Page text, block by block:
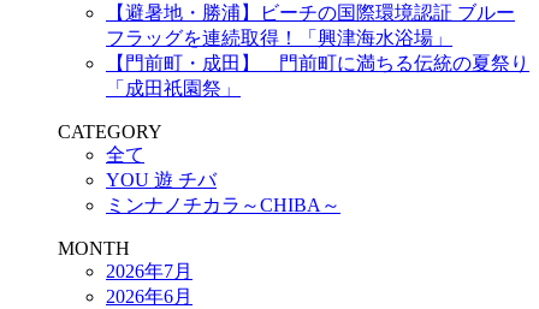
【避暑地・勝浦】ビーチの国際環境認証 ブルー
フラッグを連続取得！「興津海水浴場」
【門前町・成田】 門前町に満ちる伝統の夏祭り
「成田祇園祭」
CATEGORY
全て
YOU 遊 チバ
ミンナノチカラ～CHIBA～
MONTH
2026年7月
2026年6月